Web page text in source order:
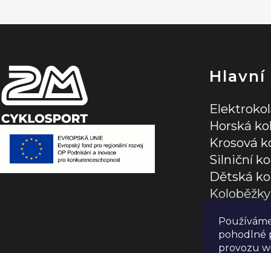
pohodlné
provozu
a
Horská
Krosová
Silniční
Dětská
Koloběžky